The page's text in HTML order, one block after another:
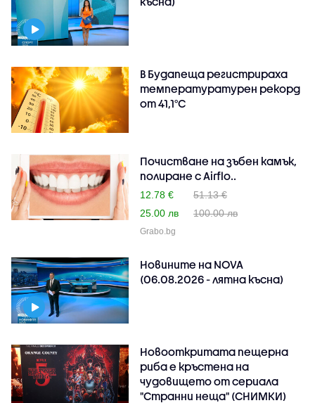
В Будапеща регистрираха
температуратурен рекорд
от 41,1°C
Почистване на зъбен камък,
полиране с Airflo..
12.78 €
51.13 €
25.00 лв
100.00 лв
Grabo.bg
Новините на NOVA
(06.08.2026 - лятна късна)
Новооткритата пещерна
риба е кръстена на
чудовището от сериала
"Странни неща" (СНИМКИ)